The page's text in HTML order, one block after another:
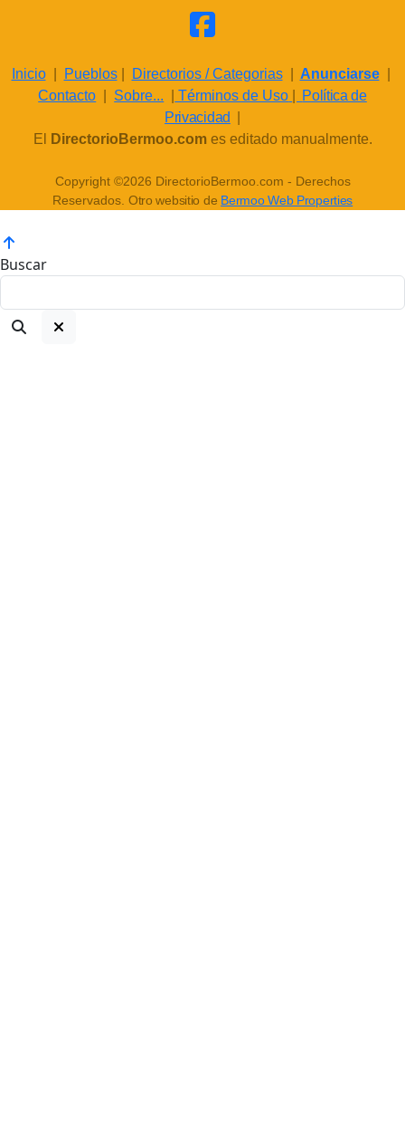
Inicio| Pueblos| Directorios / Categorias| Anunciarse|
Contacto
Sobre... Términos de Uso
Política de
Privacidad
El
DirectorioBermoo.comes editado manualmente.
Copyright ©2026 DirectorioBermoo.com - Derechos
Reservados. Otro websitio de Bermoo Web Properties
Buscar